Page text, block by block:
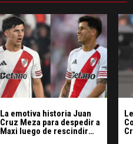
La emotiva historia Juan
Cruz Meza para despedir a
Maxi luego de rescindir